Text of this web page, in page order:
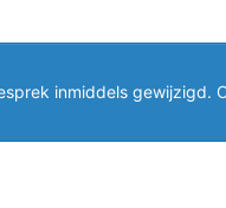
inmiddels gewijzigd.